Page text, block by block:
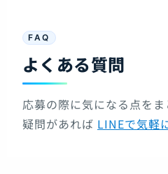
FAQ
よくある質問
応募の際に気になる点を
疑問があれば LINEで気軽